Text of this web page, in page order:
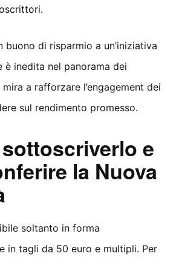
buono di risparmio a un’iniziativa
inedita nel panorama dei
a rafforzare l’engagement dei
sul rendimento promesso.
e
la Nuova
soltanto in forma
in tagli da 50 euro e multipli. Per